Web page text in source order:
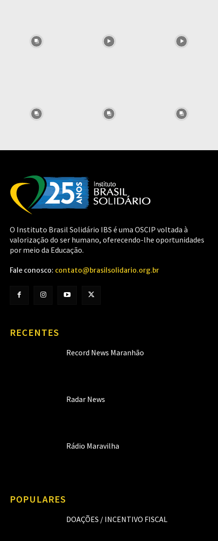
O Instituto Brasil Solidário IBS é uma OSCIP voltada à
valorização do ser humano, oferecendo-lhe oportunidades
por meio da Educação.
Fale conosco: contato@brasilsolidario.org.br
RECENTES
Record News Maranhão
Radar News
Rádio Maravilha
POPULARES
DOAÇÕES / INCENTIVO FISCAL